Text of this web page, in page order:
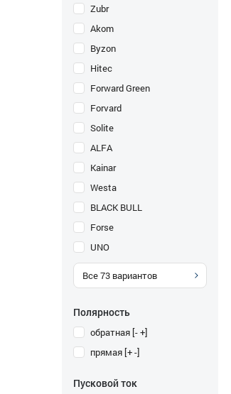
Zubr
Akom
Byzon
Hitec
Forward Green
Forvard
Solite
ALFA
Kainar
Westa
BLACK BULL
Forse
UNO
Все73 вариантов
Полярность
обратная [- +]
прямая [+ -]
Пусковой ток